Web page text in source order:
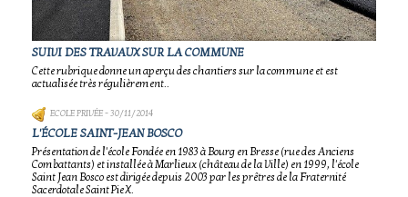
SUIVI DES TRAVAUX SUR LA COMMUNE
Cette rubrique donne un aperçu des chantiers sur la commune et est
actualisée très régulièrement..
ECOLE PRIVÉE- 30/11/2014
L'ÉCOLE SAINT-JEAN BOSCO
Présentation de l'école Fondée en 1983 à Bourg en Bresse (rue des Anciens
Combattants) et installée à Marlieux (château de la Ville) en 1999, l'école
Saint Jean Bosco est dirigée depuis 2003 par les prêtres de la Fraternité
Sacerdotale Saint Pie X.